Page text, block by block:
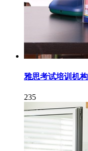
雅思考试培训机
235